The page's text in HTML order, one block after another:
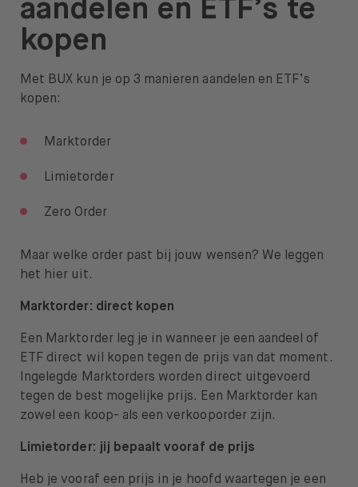
Over BUX
Vacatures
Pers
aandelen en ETF’s te
kopen
Met BUX kun je op 3 manieren aandelen en ETF’s
kopen:
Marktorder
Limietorder
Zero Order
Maar welke order past bij jouw wensen? We leggen
het hier uit.
Marktorder: direct kopen
Een Marktorder leg je in wanneer je een aandeel of
ETF direct wil kopen tegen de prijs van dat moment.
Ingelegde Marktorders worden direct uitgevoerd
tegen de best mogelijke prijs. Een Marktorder kan
zowel een koop- als een verkooporder zijn.
Limietorder: jij bepaalt vooraf de prijs
Heb je vooraf een prijs in je hoofd waartegen je een